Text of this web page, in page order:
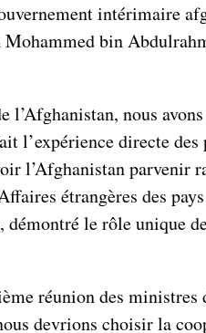
intérimaire
Mohammed bin
l’Afghanistan, nous
l’expérience directe
l’Afghanistan parvenir
étrangères des
le rôle unique
réunion des ministres
devrions choisir la